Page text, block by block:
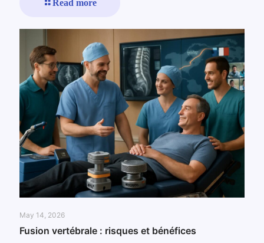
Read more
May 14, 2026
Fusion vertébrale : risques et bénéfices